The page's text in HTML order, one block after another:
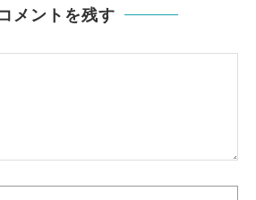
メントを残す